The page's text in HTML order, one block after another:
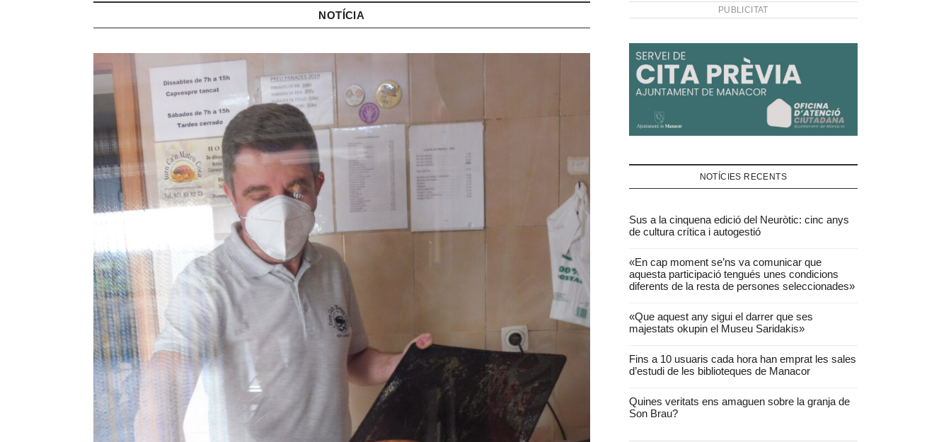
NOTÍCIA PUBLICITAT
NOTÍCIES RECENTS
Sus a la cinquena edició del Neuròtic: cinc anys
de cultura crítica i autogestió
«En cap moment se’ns va comunicar que
aquesta participació tengués unes condicions
diferents de la resta de persones seleccionades»
«Que aquest any sigui el darrer que ses
majestats okupin el Museu Saridakis»
Fins a 10 usuaris cada hora han emprat les sales
d’estudi de les biblioteques de Manacor
Quines veritats ens amaguen sobre la granja de
Son Brau?